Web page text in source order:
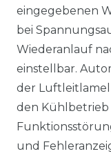
eingegebenen
bei
Wiederanlauf
einstellbar.
der
den Kühlbetrieb
und